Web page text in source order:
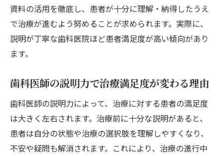
資料の活用を徹底し、患者が十分に理解・納得したうえ
で治療が進むよう努めることが求められます。実際に、
説明が丁寧な歯科医院ほど患者満足度が高い傾向があり
ます。
歯科医師の説明力で治療満足度が変わる理由
歯科医師の説明力によって、治療に対する患者の満足度
は大きく左右されます。治療前に十分な説明があると、
患者は自分の状態や治療の選択肢を理解しやすくなり、
不安や疑問も解消されます。これにより、治療の進行中